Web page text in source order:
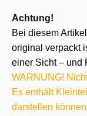
Achtung!
Bei diesem
original verpackt
einer Sicht – und
WARNUNG!
Es enthält
darstellen